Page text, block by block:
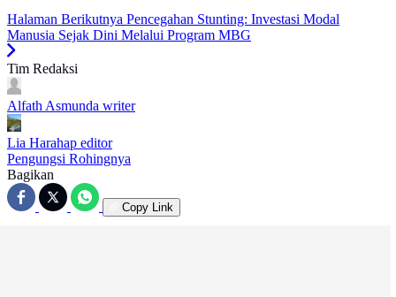
Halaman Berikutnya Pencegahan Stunting: Investasi Modal
Manusia Sejak Dini Melalui Program MBG
Tim Redaksi
Alfath Asmunda writer
Lia Harahap editor
Pengungsi Rohingnya
Bagikan
Copy Link